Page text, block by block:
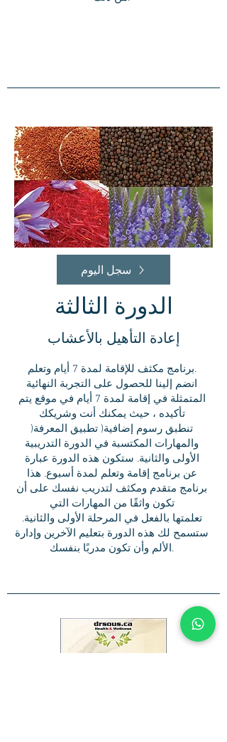
سجل اليوم
الدورة الثالثة
إعادة التأهيل بالأعشاب
برنامج مكثف للإقامة لمدة 7 أيام وتعلم.
انضم إلينا للحصول على التجربة النهائية
المتمثلة في إقامة لمدة 7 أيام في موقع يتم
تأكيده ، حيث يمكنك أنت وشريكك
)تنطبق رسوم إضافية( تطبيق المعرفة
والمهارات المكتسبة في الدورة التدريبية
الأولى والثانية. ستكون هذه الدورة عبارة
عن برنامج إقامة وتعلم لمدة أسبوع. هذا
برنامج متقدم ومكثف لتدريب نفسك على أن
تكون واثقًا من المهارات التي
تعلمتها بالفعل في المرحلة الأولى والثانية.
ستسمح لك هذه الدورة بتعليم الآخرين وإدارة
الألم وأن تكون مدربًا بنفسك.